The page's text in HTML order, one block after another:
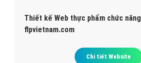
Thiết kế Web thực phẩm chức năng
flpvietnam.com
Chi tiết Website